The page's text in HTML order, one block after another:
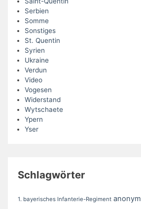
Serbien
Somme
Sonstiges
St. Quentin
Syrien
Ukraine
Verdun
Video
Vogesen
Widerstand
Wytschaete
Ypern
Yser
Schlagwörter
1. bayerisches Infanterie-Regiment anonym